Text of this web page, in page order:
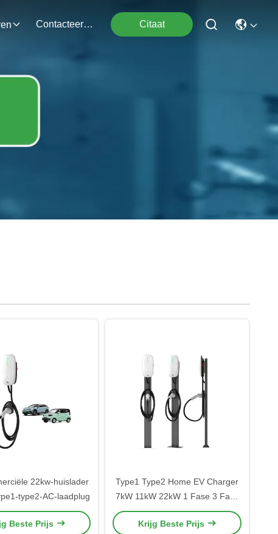
Contacteer Ons Citaat
22kw-huislader
type2-AC-laadplug
Beste Prijs
Type1 Type2 Home EV Charger
7kW 11kW 22kW 1 Fase 3 Fase
Voor elektrisch voertuig
Krijg Beste Prijs